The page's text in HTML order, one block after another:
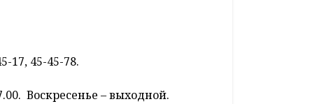
17, 45-45-78.
Воскресенье – выходной.